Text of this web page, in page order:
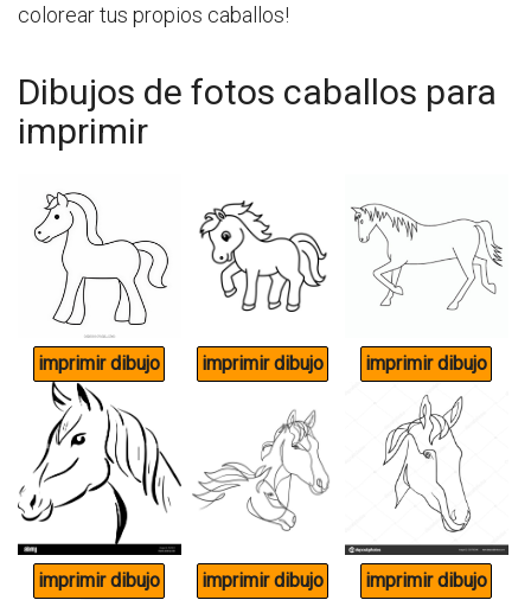
colorear tus propios caballos!
Dibujos de fotos caballos para
imprimir